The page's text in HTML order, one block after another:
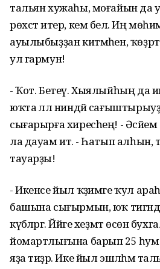
тальян хужаһы, моғайын да
рөхсәт итер, кем белә. Иң
ауылыбыҙҙан китмәһен,
ул гармун!
- Ҡот. Бетеү. Хыялыйһың да
юҡта әллә ниндәй
сығарырға хиресһең! -
ла дауам итә. - Һатып алһын, тип
тауарҙы!
- Икенсе йыл ҡәҙимге ҡул
башына сығырмын, юҡ тигәндә
күбәләргә. Йәйге хеҙмәт өсөн
йомартлығына барып 25
яҙа тиҙәр. Ике йыл эшләһәм